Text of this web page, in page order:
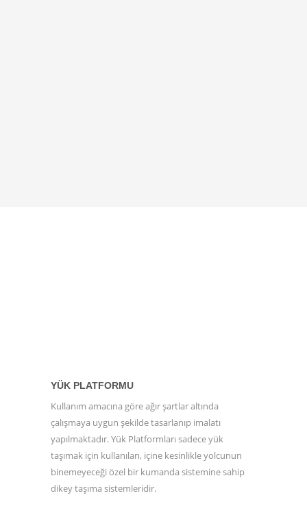
YÜK PLATFORMU
Kullanım amacına göre ağır şartlar altında
çalışmaya uygun şekilde tasarlanıp imalatı
yapılmaktadır. Yük Platformları sadece yük
taşımak için kullanılan, içine kesinlikle yolcunun
binemeyeceği özel bir kumanda sistemine sahip
dikey taşıma sistemleridir.